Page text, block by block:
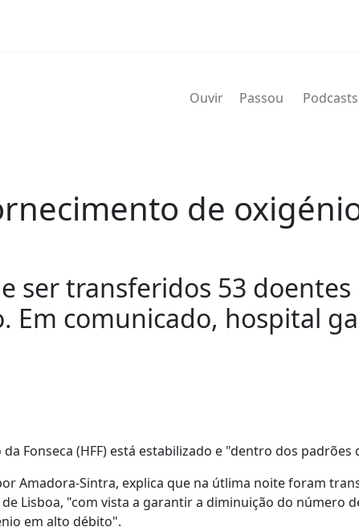
Ouvir Passou Podcasts
de
ser transferidos 53
comunicado, hospital
Fonseca (HFF) está estabilizado e "dentro dos padrões
Amadora-Sintra, explica que na útlima noite foram
Lisboa, "com vista a garantir a diminuição do número
em alto débito".